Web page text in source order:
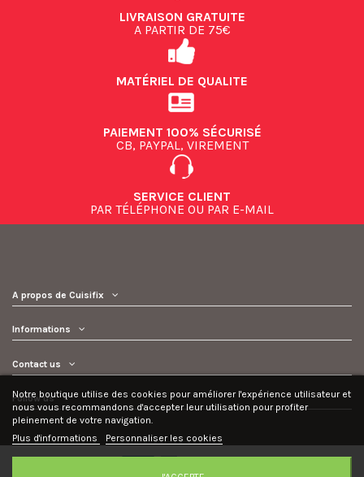
LIVRAISON GRATUITE
A PARTIR DE 75€
MATÉRIEL DE QUALITE
PAIEMENT 100% SÉCURISÉ
CB, PAYPAL, VIREMENT
SERVICE CLIENT
PAR TÉLÉPHONE OU PAR E-MAIL
A propos de Cuisifix
Informations
Contact us
Notre boutique utilise des cookies pour améliorer l'expérience utilisateur et
nous vous recommandons d'accepter leur utilisation pour profiter
pleinement de votre navigation.
Plus d'informations
Personnaliser les cookies
Follow us